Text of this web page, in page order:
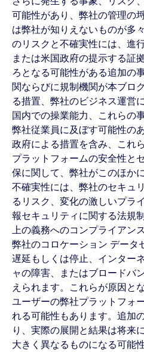
可能性があり、弊社の管理の
は弊社が知りえないものが多
のリスクと不確実性には、進
または米国政府の提示する証
ろとなる可能性がある追加の
関ならびに規制機関が本ブロ
る措置、弊社のビジネス運営
国内での操業能力、これらの
弊社従業員に及ぼす可能性の
政府による措置を含み、これ
プラットフォームの安全性と
保に関して、弊社がこのほか
不確実性には、弊社のセキュ
るリスク、変化の激しいプラ
報セキュリティに関する法規
上の義務へのコンプライアン
弊社のコロケーション データ
遅延もしくは停止、インター
ャの障害、またはブロードバ
えられます。これらが原因と
ユーザーの弊社プラットフォ
れる可能性もあります。追加
り、実際の展開と結果は将来
大きく異なるものになる可能